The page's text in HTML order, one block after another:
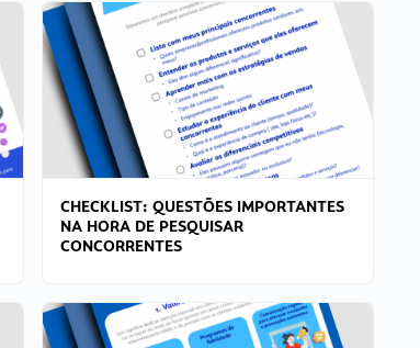
CHECKLIST: QUESTÕES IMPORTANTES
NA HORA DE PESQUISAR
CONCORRENTES